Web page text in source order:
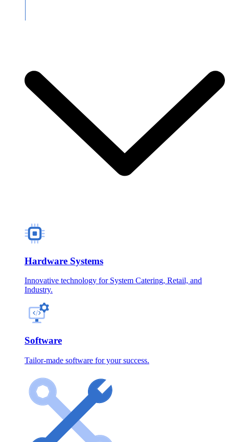
Hardware Systems
Innovative technology for System Catering, Retail, and
Industry.
Software
Tailor-made software for your success.